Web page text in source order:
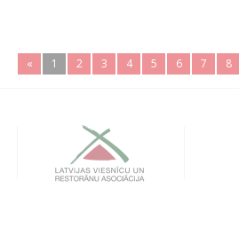
« 1 2 3 4 5 6 7 8